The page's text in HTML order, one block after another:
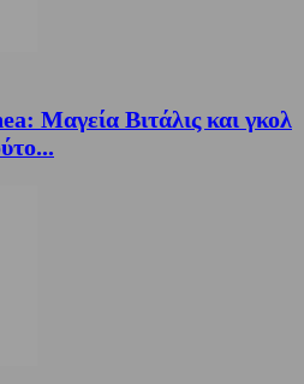
Μαγεία Βιτάλις και γκολ